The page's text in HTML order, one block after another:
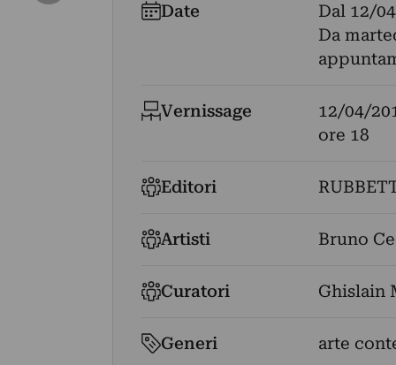
Date Dal 12/
Da
Vernissage
12/04/
ore 18
Editori
Artisti Bruno
Curatori Ghislain
Generi arte